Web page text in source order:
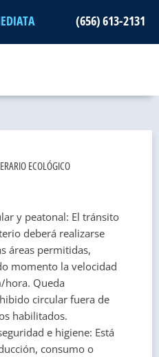
(656) 613-2131
ECOLÓGICO
y peatonal: El tránsito
deberá realizarse
áreas permitidas,
momento la velocidad
hora. Queda
circular fuera de
habilitados.
e higiene: Está
consumo o